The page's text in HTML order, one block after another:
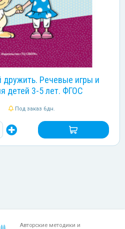
Речевые игры и
детей 3-5 лет. ФГОС
Под заказ 6дн.
Авторские методики и